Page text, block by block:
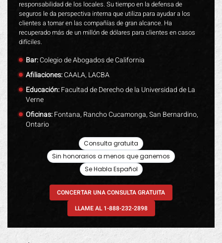
responsabilidad de los locales. Su tiempo en la defensa de
seguros le da perspectiva interna que utiliza para ayudar a los
clientes a tomar en las compañías de gran alcance. Ha
recuperado más de un millón de dólares para clientes en casos
difíciles.
Bar:Colegio de Abogados de California
Afiliaciones:CAALA, LACBA
Educación:Facultad de Derecho de la Universidad de La
Verne
Oficinas:Fontana, Rancho Cucamonga, San Bernardino,
Ontario
Consulta gratuita
Sin honorarios a menos que ganemos
Se Habla Español
CONCERTAR UNA CONSULTA GRATUITA
LLAME AL 1-888-232-2898